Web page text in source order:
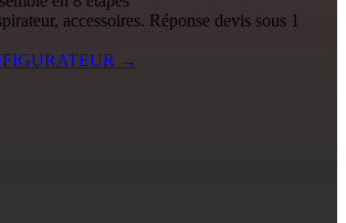
accessoires. Réponse devis sous 1
→